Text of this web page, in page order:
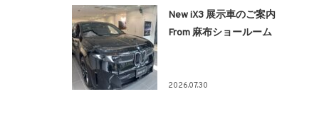
New iX3 展示車のご案内
From 麻布ショールーム
2026.07.30